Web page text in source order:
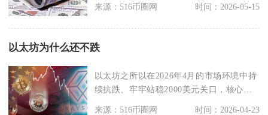
来源：516币圈网 时间：2026-05-15
以太坊为什么还不跌
以太坊之所以在2026年4月的市场环境中持
续抗跌、牢牢站稳2000美元关口，核心在
来源：516币圈网 时间：2026-04-23